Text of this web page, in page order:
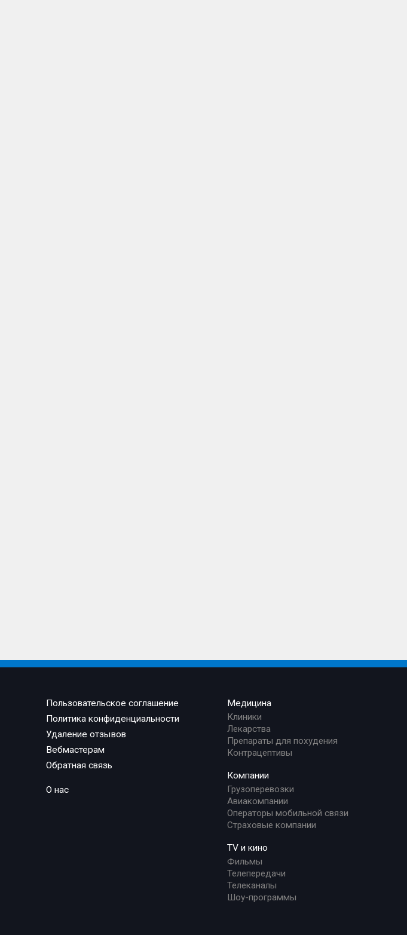
Пользовательское соглашение
Политика конфиденциальности
Удаление отзывов
Вебмастерам
Обратная связь
О нас
Медицина
Клиники
Лекарства
Препараты для похудения
Контрацептивы
Компании
Грузоперевозки
Авиакомпании
Операторы мобильной связи
Страховые компании
TV и кино
Фильмы
Телепередачи
Телеканалы
Шоу-программы